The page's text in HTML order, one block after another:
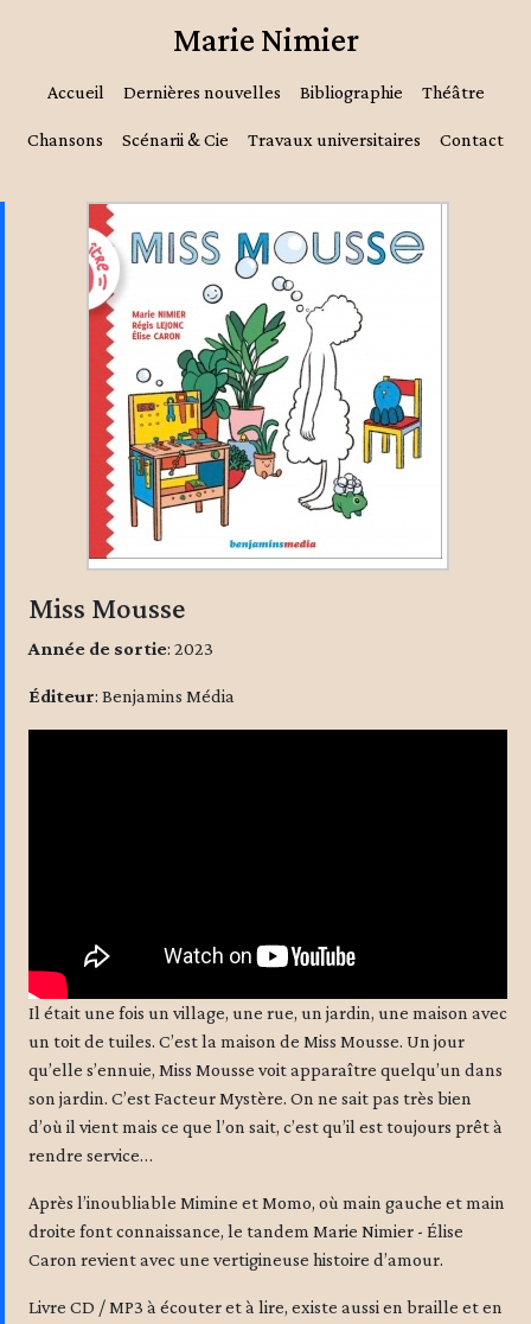
Marie Nimier
Accueil Dernières nouvelles Bibliographie Théâtre
Chansons Scénarii & Cie Travaux universitaires Contact
Miss Mousse
Année de sortie: 2023
Éditeur: Benjamins Média
Il était une fois un village, une rue, un jardin, une maison avec
un toit de tuiles. C’est la maison de Miss Mousse. Un jour
qu’elle s’ennuie, Miss Mousse voit apparaître quelqu’un dans
son jardin. C’est Facteur Mystère. On ne sait pas très bien
d’où il vient mais ce que l’on sait, c’est qu’il est toujours prêt à
rendre service…
Après l’inoubliable Mimine et Momo, où main gauche et main
droite font connaissance, le tandem Marie Nimier - Élise
Caron revient avec une vertigineuse histoire d’amour.
Livre CD / MP3 à écouter et à lire, existe aussi en braille et en